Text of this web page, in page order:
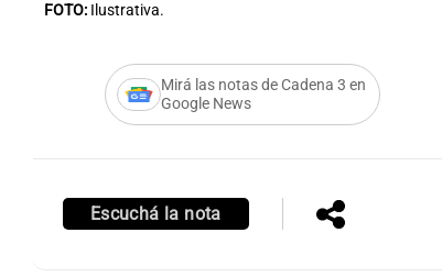
FOTO: Ilustrativa.
Mirá las notas de Cadena 3 en
Google News
Escuchá la nota